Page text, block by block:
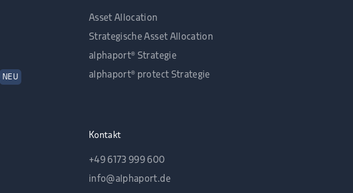
NEU
Asset Allocation
Strategische Asset Allocation
alphaport® Strategie
alphaport® protect Strategie
Kontakt
+49 6173 999 600
info@alphaport.de